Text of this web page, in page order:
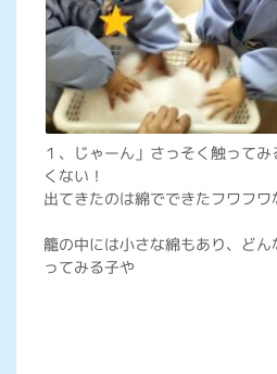
１、じゃーん」さっそく触ってみ
くない！
出てきたのは綿でできたフワフワ
籠の中には小さな綿もあり、ど
ってみる子や